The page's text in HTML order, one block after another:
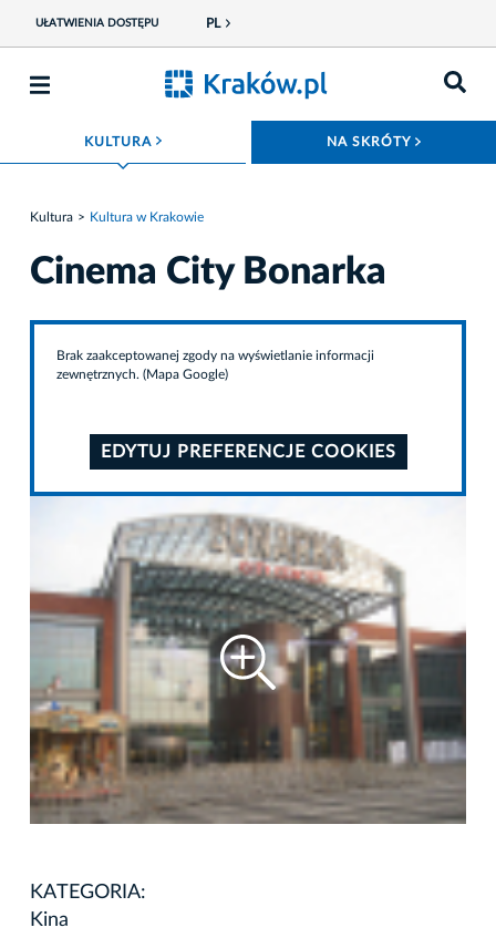
UŁATWIENIA DOSTĘPU PL
KULTURA ROZWIŃ MENU NA SKRÓTY
Kultura Kultura w Krakowie
Cinema City Bonarka
Brak zaakceptowanej zgody na wyświetlanie informacji
zewnętrznych. (Mapa Google)
EDYTUJ PREFERENCJE COOKIES
KATEGORIA:
Kina